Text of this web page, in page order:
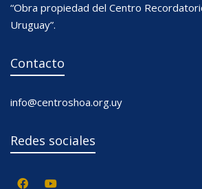
“Obra propiedad del Centro
Uruguay”.
Contacto
info@centroshoa.org.uy
Redes sociales